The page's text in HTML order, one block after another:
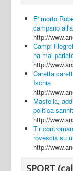
E' morto
campano
http://
Campi
ha mai
http://
Caretta
Ischia
http://
Mastella,
politica
http://
Tir
rovescia su
http://
SPORT